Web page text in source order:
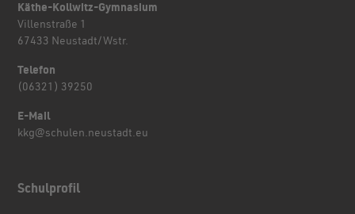
Käthe-Kollwitz-Gymnasium
Villenstraße 1
67433 Neustadt/Wstr.
Telefon
(06321) 39250
E-Mail
kkg@schulen.neustadt.eu
Schulprofil